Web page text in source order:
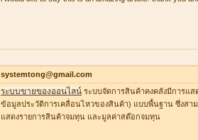
systemtong@gmail.com
ระบบขายของออนไลน์ ระบบจัดการสินค้าคงคลังมีการแส
ข้อมูลประวัติการเคลื่อนไหวของสินค้า) แบบพื้นฐาน ซึ่งส
แสดงรายการสินค้าจมทุน และมูลค่าสต๊อกจมทุน